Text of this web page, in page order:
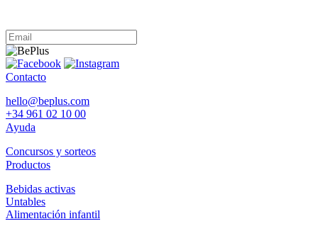
Contacto
hello@beplus.com
+34 961 02 10 00
Ayuda
Concursos y sorteos
Productos
Bebidas activas
Untables
Alimentación infantil